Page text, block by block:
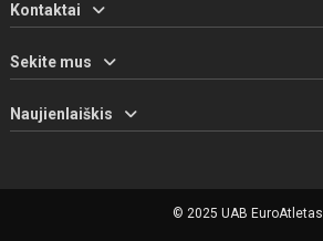
Kontaktai
Sekite mus
Naujienlaiškis
© 2025 UAB EuroAtletas